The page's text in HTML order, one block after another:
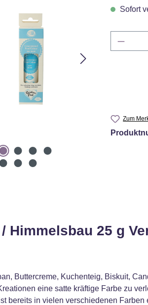
Sofort
Zum
25 g
Buttercreme, Kuchenteig, Biskuit,
eine satte kräftige Farbe zu
bereits in vielen verschiedenen